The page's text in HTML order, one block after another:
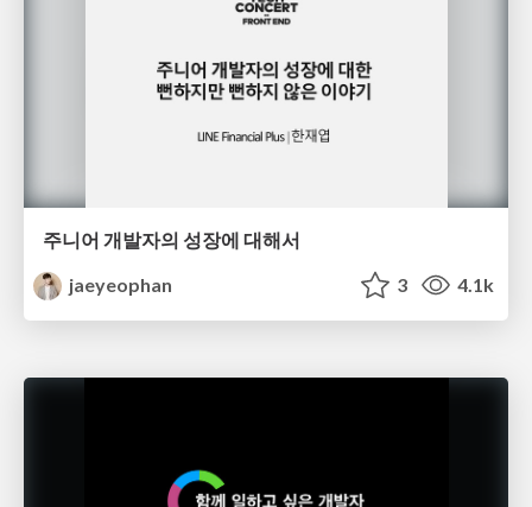
주니어 개발자의 성장에 대해서
jaeyeophan
3 4.1k